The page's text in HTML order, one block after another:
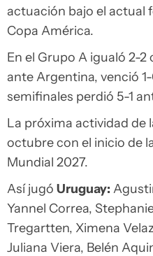
actuación bajo el actual
Copa América.
En el Grupo A igualó 2-2
ante Argentina, venció
semifinales perdió 5-1
La próxima actividad de
octubre con el inicio de
Mundial 2027.
Así jugó Uruguay:
Yannel Correa,
Tregartten, Ximena
Juliana Viera, Belén